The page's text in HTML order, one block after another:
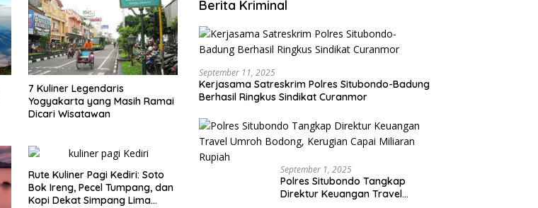
7 Kuliner Legendaris
Yogyakarta yang Masih Ramai
Dicari Wisatawan
Rute Kuliner Pagi Kediri: Soto
Bok Ireng, Pecel Tumpang, dan
Kopi Dekat Simpang Lima
Berita Kriminal
September 11, 2025
Kerjasama Satreskrim Polres Situbondo-Badung
Berhasil Ringkus Sindikat Curanmor
September 1, 2025
Polres Situbondo Tangkap
Direktur Keuangan Travel